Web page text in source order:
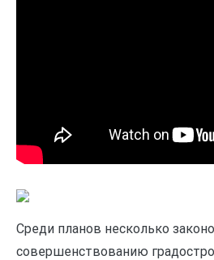
Среди планов несколько
совершенствованию